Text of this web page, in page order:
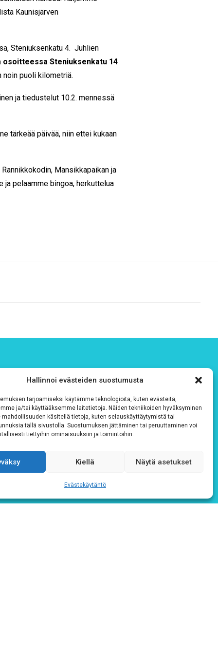
Hallinnoi evästeiden suostumusta
tarjoamiseksi käytämme teknologioita, kuten evästeitä,
ja/tai käyttääksemme laitetietoja. Näiden tekniikoiden hyväksyminen
mahdollisuuden käsitellä tietoja, kuten selauskäyttäytymistä tai
tällä sivustolla. Suostumuksen jättäminen tai peruuttaminen voi
tiettyihin ominaisuuksiin ja toimintoihin.
Kiellä Näytä asetukset
Evästekäytäntö
Kaunisjärven
Steniuksenkatu 4. Juhlien
osoitteessa Steniuksenkatu 14
noin puoli kilometriä.
ja tiedustelut 10.2. mennessä
tärkeää päivää, niin ettei kukaan
Mansikkapaikan ja
ja pelaamme bingoa, herkuttelua